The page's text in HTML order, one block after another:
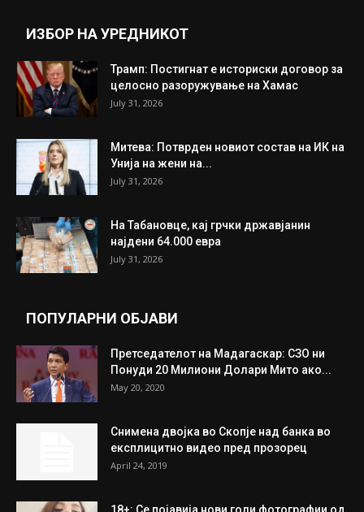
ИЗБОР НА УРЕДНИКОТ
Трамп: Постигнат е историски договор за
целосно разоружување на Хамас
July 31, 2026
Митева: Потврден новиот состав на ИК на
Унија на жени на...
July 31, 2026
На Табановце, кај грчки државјанин
најдени 64.000 евра
July 31, 2026
ПОПУЛАРНИ ОБЈАВИ
Претседателот на Мадагаскар: СЗО ни
Понуди 20 Милиони Долари Мито ако...
May 20, 2020
Снимена двојка во Скопје над банка во
експлицитно видео пред прозорец
April 24, 2019